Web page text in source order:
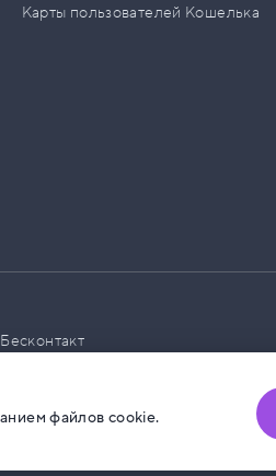
Карты пользователей Кошелька
файлов cookie.